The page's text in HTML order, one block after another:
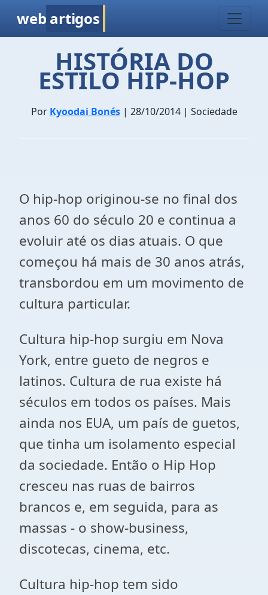
web artigos
HISTÓRIA DO
ESTILO HIP-HOP
Por Kyoodai Bonés| 28/10/2014 | Sociedade
O hip-hop originou-se no final dos
anos 60 do século 20 e continua a
evoluir até os dias atuais. O que
começou há mais de 30 anos atrás,
transbordou em um movimento de
cultura particular.
Cultura hip-hop surgiu em Nova
York, entre gueto de negros e
latinos. Cultura de rua existe há
séculos em todos os países. Mais
ainda nos EUA, um país de guetos,
que tinha um isolamento especial
da sociedade. Então o Hip Hop
cresceu nas ruas de bairros
brancos e, em seguida, para as
massas - o show-business,
discotecas, cinema, etc.
Cultura hip-hop tem sido